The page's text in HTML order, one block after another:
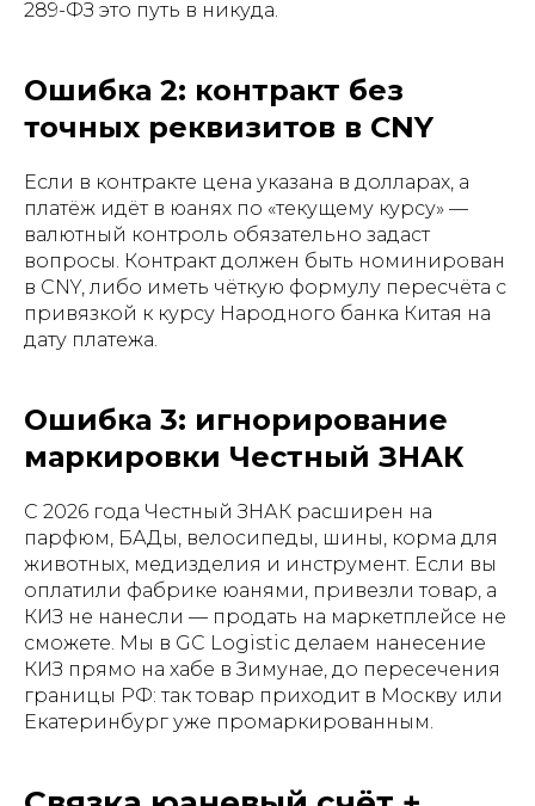
289-ФЗ это путь в никуда.
Ошибка 2: контракт без
точных реквизитов в CNY
Если в контракте цена указана в долларах, а
платёж идёт в юанях по «текущему курсу» —
валютный контроль обязательно задаст
вопросы. Контракт должен быть номинирован
в CNY, либо иметь чёткую формулу пересчёта с
привязкой к курсу Народного банка Китая на
дату платежа.
Ошибка 3: игнорирование
маркировки Честный ЗНАК
С 2026 года Честный ЗНАК расширен на
парфюм, БАДы, велосипеды, шины, корма для
животных, медизделия и инструмент. Если вы
оплатили фабрике юанями, привезли товар, а
КИЗ не нанесли — продать на маркетплейсе не
сможете. Мы в GC Logistic делаем нанесение
КИЗ прямо на хабе в Зимунае, до пересечения
границы РФ: так товар приходит в Москву или
Екатеринбург уже промаркированным.